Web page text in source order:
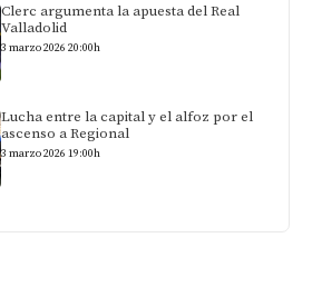
Clerc argumenta la apuesta del Real
Valladolid
3 marzo 2026 20:00h
Lucha entre la capital y el alfoz por el
ascenso a Regional
3 marzo 2026 19:00h